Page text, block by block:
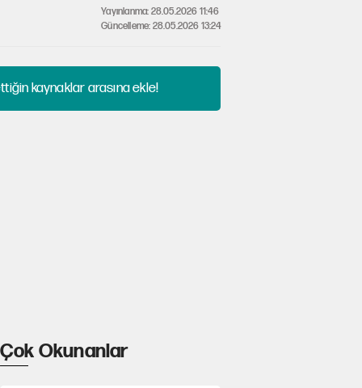
Yayınlanma: 28.05.2026 11:46
Güncelleme: 28.05.2026 13:24
kaynaklar arasına ekle!
Çok Okunanlar